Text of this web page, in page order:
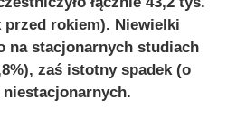
rokiem). Niewielki
na stacjonarnych studiach
zaś istotny spadek (o
niestacjonarnych.